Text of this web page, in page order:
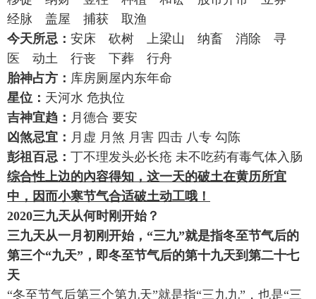
经脉 盖屋 捕获 取渔
今天所忌： 安床 砍树 上梁山 纳畜 消除 寻
医 动土 行丧 下葬 行舟
胎神占方： 库房厕屋内东年命
星位： 天河水 危执位
吉神宜趋： 月德合 要安
凶煞忌宜： 月虚 月煞 月害 四击 八专 勾陈
彭祖百忌： 丁不理发头必长疮 未不吃药有毒气体入肠
综合性上边的內容得知，这一天的破土在黄历所宜
中，因而小寒节气合适破土动工哦！
2020三九天从何时刚开始？
三九天从一月初刚开始，“三九”就是指冬至节气后的
第三个“九天”，即冬至节气后的第十九天到第二十七
天
“冬至节气后第三个第九天”就是指“三九九”，也是“三